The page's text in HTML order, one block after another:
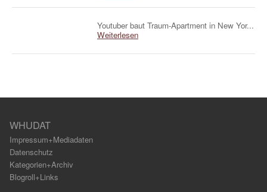
Youtuber baut Traum-Apartment in New Yor...
Weiterlesen
WHUDAT
Impressum+Mediadaten
Datenschutz
Kategorien+Archiv
Blogroll+Links